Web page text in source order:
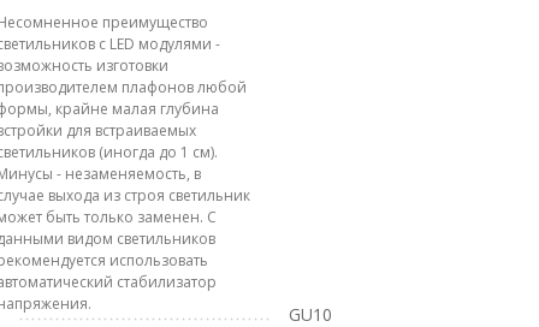
преимущество
с LED модулями -
изготовки
плафонов любой
крайне малая глубина
для встраиваемых
(иногда до 1 см).
- незаменяемость, в
выхода из строя светильник
быть только заменен. С
видом светильников
использовать
стабилизатор
GU10